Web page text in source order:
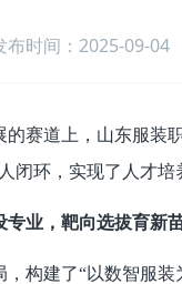
布时间：2025-09-04
赛道上，山东服装
闭环，实现了人才培
专业，靶向选拔育新
构建了“以数智服